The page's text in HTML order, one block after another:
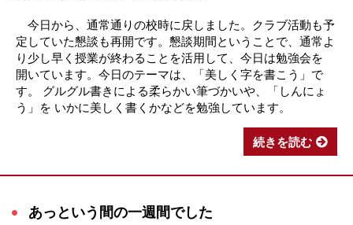
今日から、通常通りの校時に戻しました。クラブ活動も予
定していた懇談も再開です。懇談期間ということで、通常よ
り少し早く授業が終わることを活用して、今日は勉強会を
開いています。今日のテーマは、「美しく字を書こう」で
す。 グルグル書きによる柔らかい筆づかいや、「しんにょ
う」を いかに美しく書くかなどを勉強しています。
続きを読む
あっという間の一週間でした